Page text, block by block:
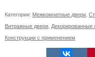
Категории: Межкомнатные двери
Витражные двери Декорированные
Конструкции с применением